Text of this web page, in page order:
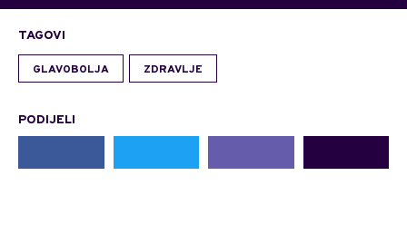
TAGOVI
GLAVOBOLJA ZDRAVLJE
PODIJELI